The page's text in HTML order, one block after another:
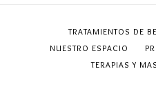
TRATAMIENTOS DE
NUESTRO ESPACIO
TERAPIAS Y